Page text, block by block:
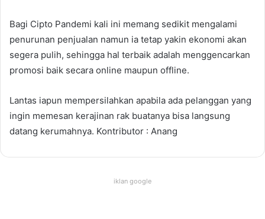
Bagi Cipto Pandemi kali ini memang sedikit mengalami
penurunan penjualan namun ia tetap yakin ekonomi akan
segera pulih, sehingga hal terbaik adalah menggencarkan
promosi baik secara online maupun offline.
Lantas iapun mempersilahkan apabila ada pelanggan yang
ingin memesan kerajinan rak buatanya bisa langsung
datang kerumahnya. Kontributor : Anang
iklan google